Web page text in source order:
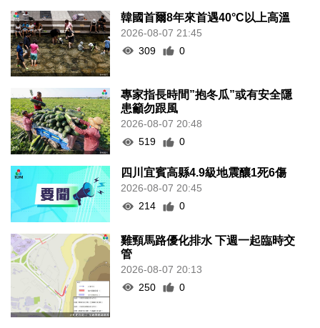
韓國首爾8年來首遇40°C以上高溫
2026-08-07 21:45
309
0
專家指長時間”抱冬瓜”或有安全隱
患籲勿跟風
2026-08-07 20:48
519
0
四川宜賓高縣4.9級地震釀1死6傷
2026-08-07 20:45
214
0
雞頸馬路優化排水 下週一起臨時交
管
2026-08-07 20:13
250
0